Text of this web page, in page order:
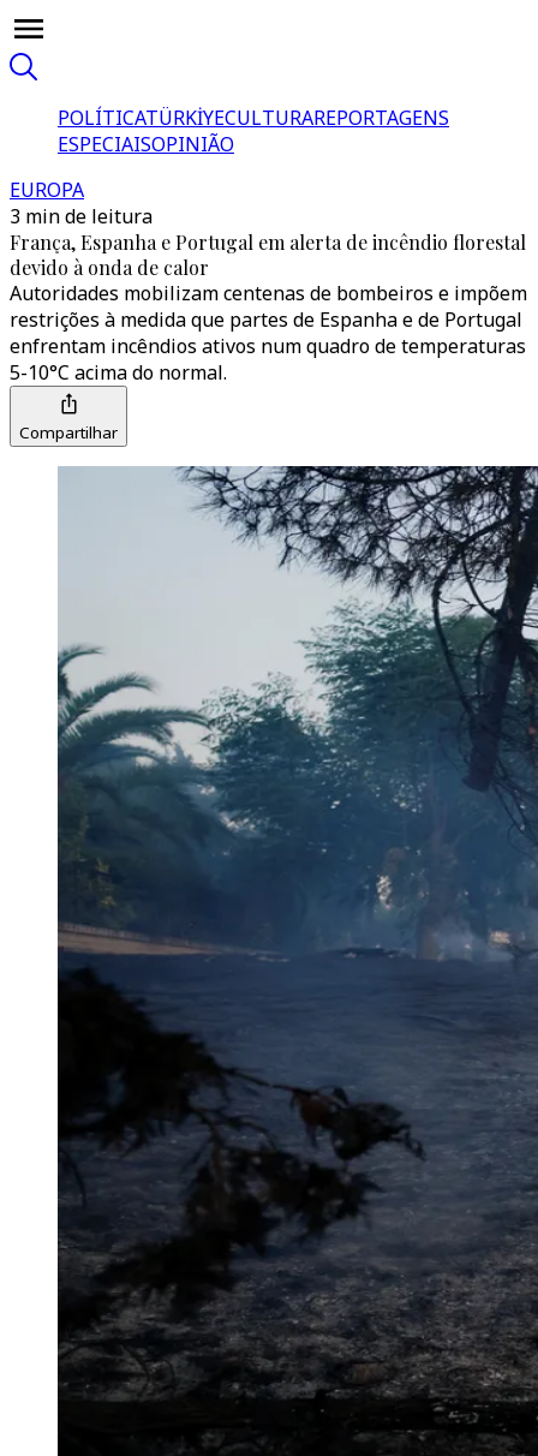
POLÍTICATÜRKİYECULTURAREPORTAGENS
ESPECIAISOPINIÃO
EUROPA
3 min de leitura
França, Espanha e Portugal em alerta de incêndio florestal
devido à onda de calor
Autoridades mobilizam centenas de bombeiros e impõem
restrições à medida que partes de Espanha e de Portugal
enfrentam incêndios ativos num quadro de temperaturas
5-10°C acima do normal.
Compartilhar